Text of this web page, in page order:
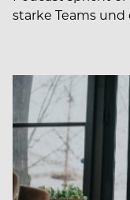
starke Teams